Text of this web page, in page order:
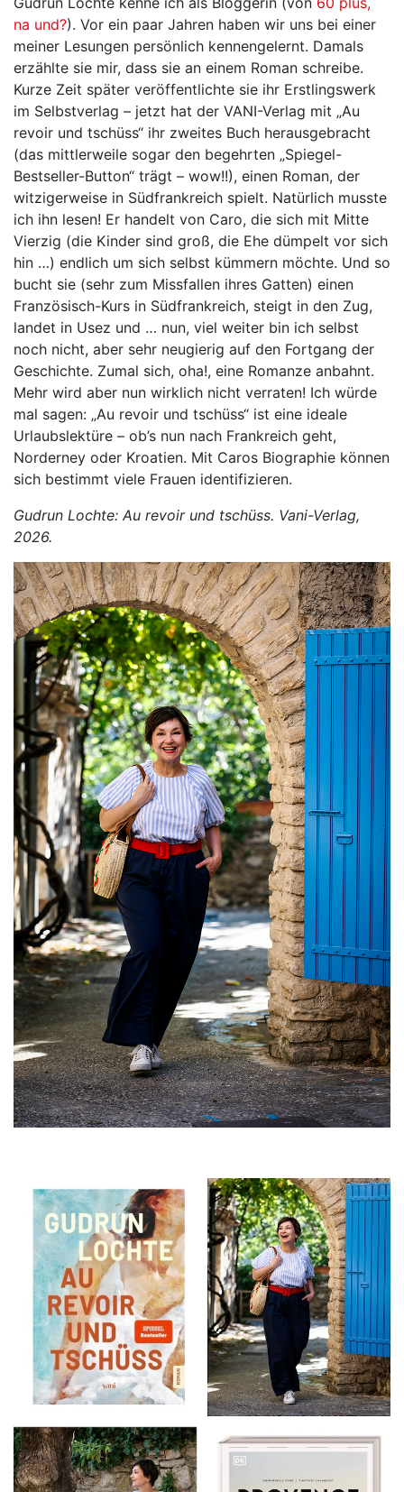
na und?). Vor ein paar Jahren haben wir uns bei einer
meiner Lesungen persönlich kennengelernt. Damals
erzählte sie mir, dass sie an einem Roman schreibe.
Kurze Zeit später veröffentlichte sie ihr Erstlingswerk
im Selbstverlag – jetzt hat der VANI-Verlag mit „Au
revoir und tschüss“ ihr zweites Buch herausgebracht
(das mittlerweile sogar den begehrten „Spiegel-
Bestseller-Button“ trägt – wow!!), einen Roman, der
witzigerweise in Südfrankreich spielt. Natürlich musste
ich ihn lesen! Er handelt von Caro, die sich mit Mitte
Vierzig (die Kinder sind groß, die Ehe dümpelt vor sich
hin …) endlich um sich selbst kümmern möchte. Und so
bucht sie (sehr zum Missfallen ihres Gatten) einen
Französisch-Kurs in Südfrankreich, steigt in den Zug,
landet in Usez und … nun, viel weiter bin ich selbst
noch nicht, aber sehr neugierig auf den Fortgang der
Geschichte. Zumal sich, oha!, eine Romanze anbahnt.
Mehr wird aber nun wirklich nicht verraten! Ich würde
mal sagen: „Au revoir und tschüss“ ist eine ideale
Urlaubslektüre – ob’s nun nach Frankreich geht,
Norderney oder Kroatien. Mit Caros Biographie können
sich bestimmt viele Frauen identifizieren.
Gudrun Lochte: Au revoir und tschüss. Vani-Verlag,
2026.